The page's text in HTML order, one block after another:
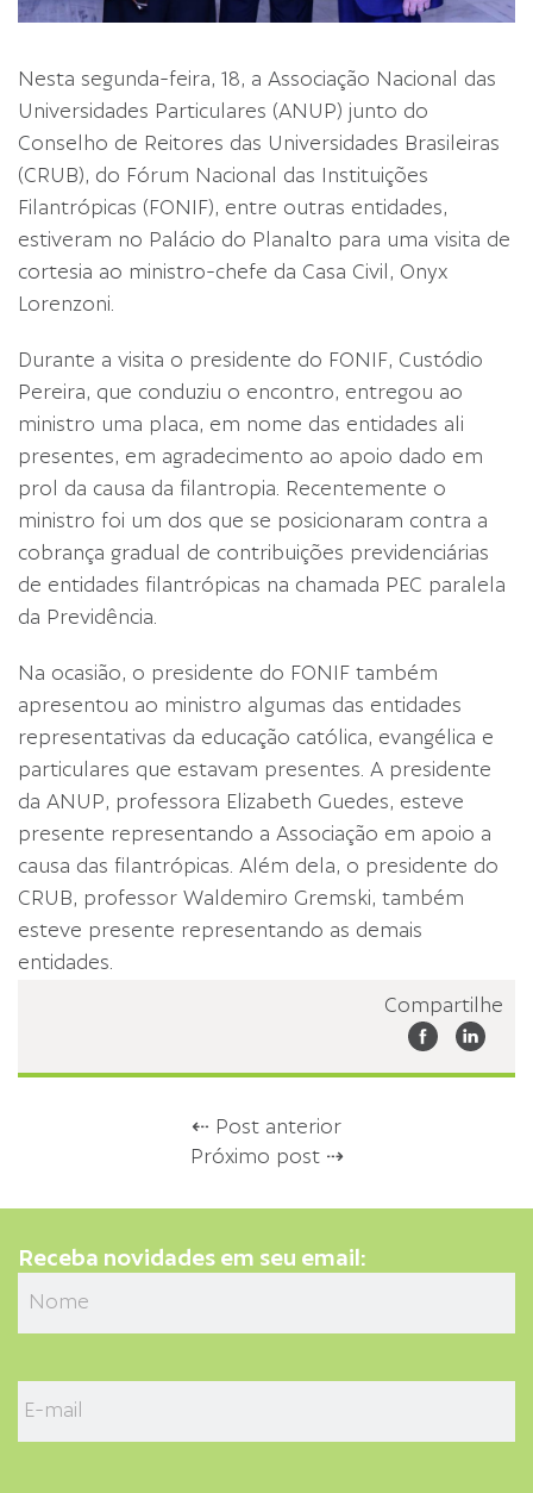
Nesta segunda-feira, 18, a Associação Nacional das
Universidades Particulares (ANUP) junto do
Conselho de Reitores das Universidades Brasileiras
(CRUB), do Fórum Nacional das Instituições
Filantrópicas (FONIF), entre outras entidades,
estiveram no Palácio do Planalto para uma visita de
cortesia ao ministro-chefe da Casa Civil, Onyx
Lorenzoni.
Durante a visita o presidente do FONIF, Custódio
Pereira, que conduziu o encontro, entregou ao
ministro uma placa, em nome das entidades ali
presentes, em agradecimento ao apoio dado em
prol da causa da filantropia. Recentemente o
ministro foi um dos que se posicionaram contra a
cobrança gradual de contribuições previdenciárias
de entidades filantrópicas na chamada PEC paralela
da Previdência.
Na ocasião, o presidente do FONIF também
apresentou ao ministro algumas das entidades
representativas da educação católica, evangélica e
particulares que estavam presentes. A presidente
da ANUP, professora Elizabeth Guedes, esteve
presente representando a Associação em apoio a
causa das filantrópicas. Além dela, o presidente do
CRUB, professor Waldemiro Gremski, também
esteve presente representando as demais
entidades.
Compartilhe
⇠ Post anterior
Próximo post ⇢
Receba novidades em seu email: